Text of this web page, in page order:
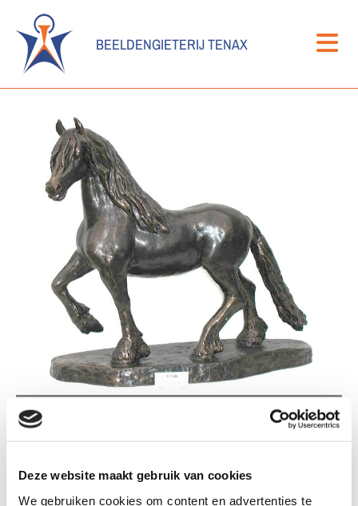
Deze website maakt gebruik van cookies
We gebruiken cookies om content en advertenties te
BEELDENGIETERIJ TENAX
TE086 FRIES PAARD GROOT